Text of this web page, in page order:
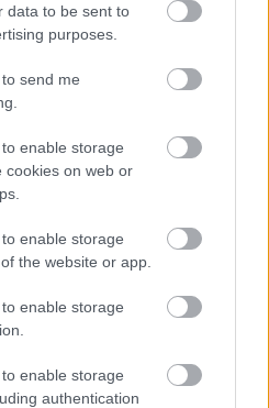
data to be sent to
purposes.
send me
enable storage
cookies on web or
enable storage
the website or app.
enable storage
enable storage
authentication